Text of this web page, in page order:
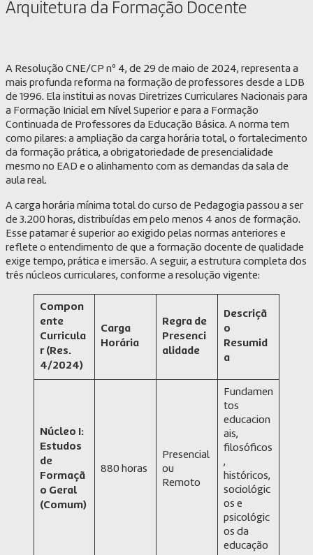
Arquitetura da Formação Docente
A Resolução CNE/CP nº 4, de 29 de maio de 2024, representa a
mais profunda reforma na formação de professores desde a LDB
de 1996. Ela institui as novas Diretrizes Curriculares Nacionais para
a Formação Inicial em Nível Superior e para a Formação
Continuada de Professores da Educação Básica. A norma tem
como pilares: a ampliação da carga horária total, o fortalecimento
da formação prática, a obrigatoriedade de presencialidade
mesmo no EAD e o alinhamento com as demandas da sala de
aula real.
A carga horária mínima total do curso de Pedagogia passou a ser
de 3.200 horas, distribuídas em pelo menos 4 anos de formação.
Esse patamar é superior ao exigido pelas normas anteriores e
reflete o entendimento de que a formação docente de qualidade
exige tempo, prática e imersão. A seguir, a estrutura completa dos
três núcleos curriculares, conforme a resolução vigente:
Compon
ente
Curricula
r (Res.
4/2024)
Carga
Horária
Regra de
Presenci
alidade
Descriçã
o
Resumid
a
Núcleo I:
Estudos
de
Formaçã
o Geral
(Comum)
880 horas
Presencial
ou
Remoto
Fundamen
tos
educacion
ais,
filosóficos
,
históricos,
sociológic
os e
psicológic
os da
educação